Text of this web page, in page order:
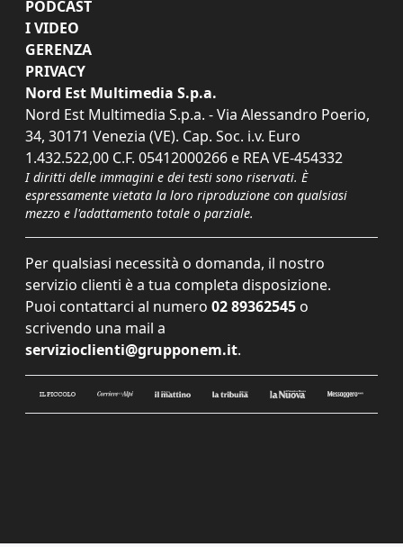
PODCAST
I VIDEO
GERENZA
PRIVACY
Nord Est Multimedia S.p.a.
Nord Est Multimedia S.p.a. - Via Alessandro Poerio,
34, 30171 Venezia (VE). Cap. Soc. i.v. Euro
1.432.522,00 C.F. 05412000266 e REA VE-454332
I diritti delle immagini e dei testi sono riservati. È
espressamente vietata la loro riproduzione con qualsiasi
mezzo e l'adattamento totale o parziale.
Per qualsiasi necessità o domanda, il nostro
servizio clienti è a tua completa disposizione.
Puoi contattarci al numero 02 89362545 o
scrivendo una mail a
servizioclienti@grupponem.it.